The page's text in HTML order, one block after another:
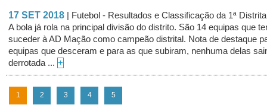
17 SET 2018
| Futebol - Resultados e Classificação da 1ª
A bola já rola na principal divisão do distrito. São 14 equipas que
suceder à AD Mação como campeão distrital. Nota de destaque
equipas que desceram e para as que subiram, nenhuma delas
derrotada ... +
1 2 3 4 5